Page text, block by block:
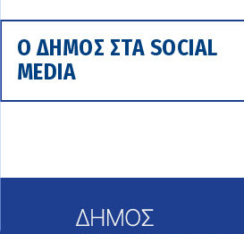
Ο ΔΗΜΟΣ ΣΤΑ SOCIAL
MEDIA